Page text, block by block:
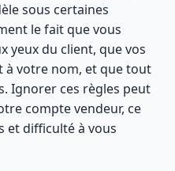
sous certaines
le fait que vous
yeux du client, que vos
votre nom, et que tout
Ignorer ces règles peut
compte vendeur, ce
et difficulté à vous